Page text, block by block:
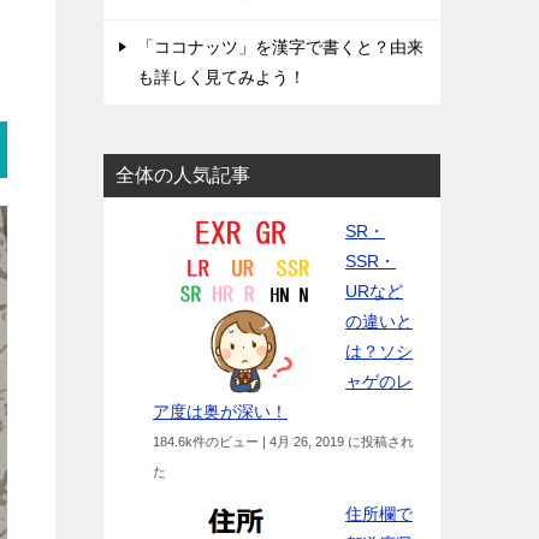
「ココナッツ」を漢字で書くと？由来
も詳しく見てみよう！
全体の人気記事
SR・
SSR・
URなど
の違いと
は？ソシ
ャゲのレ
ア度は奥が深い！
184.6k件のビュー | 4月 26, 2019 に投稿され
た
住所欄で